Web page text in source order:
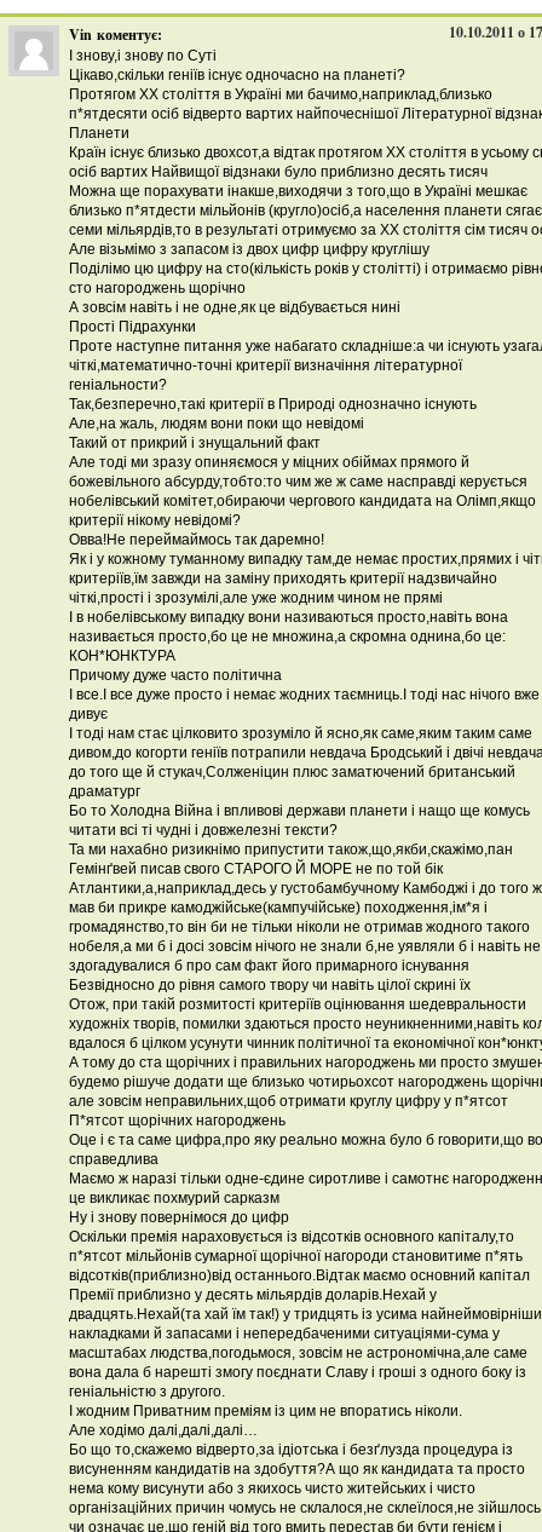
Vin коментує: 10.10.2011 о
І знову,і знову по Суті
Цікаво,скільки геніїв існує одночасно на планеті?
Протягом ХХ століття в Україні ми бачимо,наприклад,близько
п*ятдесяти осіб відверто вартих найпочеснішої Літературної
Планети
Країн існує близько двохсот,а відтак протягом ХХ століття в усьому
осіб вартих Найвищої відзнаки було приблизно десять тисяч
Можна ще порахувати інакше,виходячи з того,що в Україні мешкає
близько п*ятдести мільйонів (кругло)осіб,а населення планети сягає
семи мільярдів,то в результаті отримуємо за ХХ століття сім тисяч
Але візьмімо з запасом із двох цифр цифру круглішу
Поділімо цю цифру на сто(кількість років у столітті) і отримаємо
сто нагороджень щорічно
А зовсім навіть і не одне,як це відбувається нині
Прості Підрахунки
Проте наступне питання уже набагато складніше:а чи існують
чіткі,математично-точні критерії визначіння літературної
геніальности?
Так,безперечно,такі критерії в Природі однозначно існують
Але,на жаль, людям вони поки що невідомі
Такий от прикрий і знущальний факт
Але тоді ми зразу опиняємося у міцних обіймах прямого й
божевільного абсурду,тобто:то чим же ж саме насправді керується
нобелівський комітет,обираючи чергового кандидата на Олімп,якщо
критерії нікому невідомі?
Овва!Не переймаймось так даремно!
Як і у кожному туманному випадку там,де немає простих,прямих і
критеріїв,їм завжди на заміну приходять критерії надзвичайно
чіткі,прості і зрозумілі,але уже жодним чином не прямі
І в нобелівському випадку вони називаються просто,навіть вона
називається просто,бо це не множина,а скромна однина,бо це:
КОН*ЮНКТУРА
Причому дуже часто політична
І все.І все дуже просто і немає жодних таємниць.І тоді нас нічого
дивує
І тоді нам стає цілковито зрозуміло й ясно,як саме,яким таким саме
дивом,до когорти геніїв потрапили невдача Бродський і двічі
до того ще й стукач,Солженіцин плюс заматючений британський
драматург
Бо то Холодна Війна і впливові держави планети і нащо ще комусь
читати всі ті чудні і довжелезні тексти?
Та ми нахабно ризикнімо припустити також,що,якби,скажімо,пан
Гемінґвей писав свого СТАРОГО Й МОРЕ не по той бік
Атлантики,а,наприклад,десь у густобамбучному Камбоджі і до того ж
мав би прикре камоджійське(кампучійське) походження,ім*я і
громадянство,то він би не тільки ніколи не отримав жодного такого
нобеля,а ми б і досі зовсім нічого не знали б,не уявляли б і навіть не
здогадувалися б про сам факт його примарного існування
Безвідносно до рівня самого твору чи навіть цілої скрині їх
Отож, при такій розмитості критеріїв оцінювання шедевральности
художніх творів, помилки здаються просто неуникненними,навіть
вдалося б цілком усунути чинник політичної та економічної
А тому до ста щорічних і правильних нагороджень ми просто
будемо рішуче додати ще близько чотирьохсот нагороджень
але зовсім неправильних,щоб отримати круглу цифру у п*ятсот
П*ятсот щорічних нагороджень
Оце і є та саме цифра,про яку реально можна було б говорити,що
справедлива
Маємо ж наразі тільки одне-єдине сиротливе і самотнє
це викликає похмурий сарказм
Ну і знову повернімося до цифр
Оскільки премія нараховується із відсотків основного капіталу,то
п*ятсот мільйонів сумарної щорічної нагороди становитиме п*ять
відсотків(приблизно)від останнього.Відтак маємо основний капітал
Премії приблизно у десять мільярдів доларів.Нехай у
двадцять.Нехай(та хай їм так!) у тридцять із усима
накладками й запасами і непередбаченими ситуаціями-сума у
масштабах людства,погодьмося, зовсім не астрономічна,але саме
вона дала б нарешті змогу поєднати Славу і гроші з одного боку із
геніальністю з другого.
І жодним Приватним преміям із цим не впоратись ніколи.
Але ходімо далі,далі,далі…
Бо що то,скажемо відверто,за ідіотська і безґлузда процедура із
висуненням кандидатів на здобуття?А що як кандидата та просто
нема кому висунути або з якихось чисто житейських і чисто
організаційних причин чомусь не склалося,не склеїлося,не
чи означає це,що геній від того вмить перестав би бути генієм і